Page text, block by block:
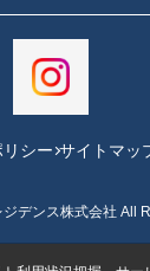
シー サイトマッ
デンス株式会社 All